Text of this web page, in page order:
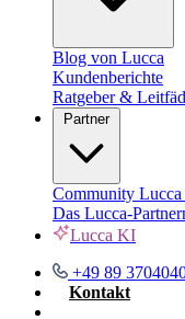
Blog von Lucca
Kundenberichte
Ratgeber &
Partner
Community Lucca
Das Lucca-
Lucca KI
+49 89
Kontakt